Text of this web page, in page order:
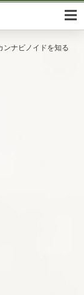
ンナビノイドを知る